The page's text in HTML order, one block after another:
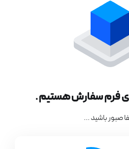
فرم سفارش هستیم .
صبور باشید ...